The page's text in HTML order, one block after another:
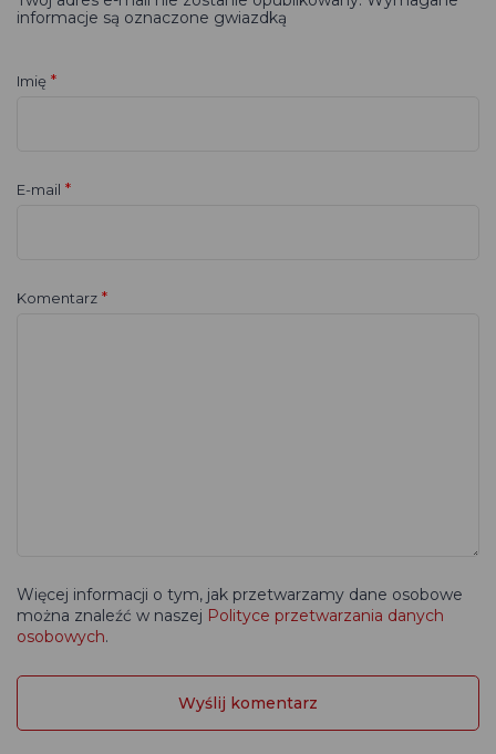
informacje są oznaczone gwiazdką
Imię *
E-mail *
Komentarz *
Więcej informacji o tym, jak przetwarzamy dane osobowe
można znaleźć w naszej Polityce przetwarzania danych
osobowych.